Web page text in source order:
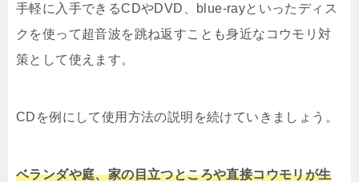
手軽に入手できるCDやDVD、blue-rayといったディス
クを使って超音波を跳ね返すことも身近なコウモリ対
策として使えます。
CDを例にして使用方法の説明を続けていきましょう。
ベランダや庭、家の目立つところや直接コウモリが生